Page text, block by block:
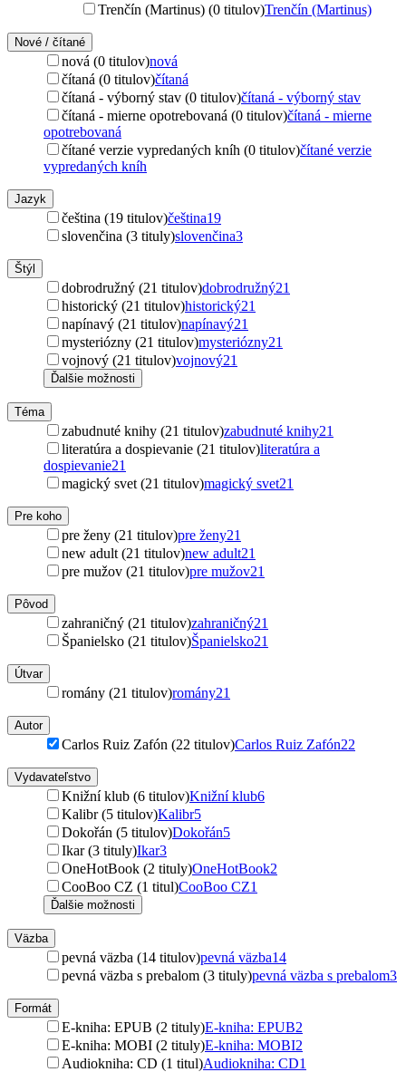
Trenčín (Martinus) (0 titulov)Trenčín (Martinus)
Nové / čítané
nová (0 titulov)nová
čítaná (0 titulov)čítaná
čítaná - výborný stav (0 titulov)čítaná - výborný stav
čítaná - mierne opotrebovaná (0 titulov)čítaná - mierne
opotrebovaná
čítané verzie vypredaných kníh (0 titulov)čítané verzie
vypredaných kníh
Jazyk
čeština (19 titulov)čeština19
slovenčina (3 tituly)slovenčina3
Štýl
dobrodružný (21 titulov)dobrodružný21
historický (21 titulov)historický21
napínavý (21 titulov)napínavý21
mysteriózny (21 titulov)mysteriózny21
vojnový (21 titulov)vojnový21
Ďalšie možnosti
Téma
zabudnuté knihy (21 titulov)zabudnuté knihy21
literatúra a dospievanie (21 titulov)literatúra a
dospievanie21
magický svet (21 titulov)magický svet21
Pre koho
pre ženy (21 titulov)pre ženy21
new adult (21 titulov)new adult21
pre mužov (21 titulov)pre mužov21
Pôvod
zahraničný (21 titulov)zahraničný21
Španielsko (21 titulov)Španielsko21
Útvar
romány (21 titulov)romány21
Autor
Carlos Ruiz Zafón (22 titulov)Carlos Ruiz Zafón22
Vydavateľstvo
Knižní klub (6 titulov)Knižní klub6
Kalibr (5 titulov)Kalibr5
Dokořán (5 titulov)Dokořán5
Ikar (3 tituly)Ikar3
OneHotBook (2 tituly)OneHotBook2
CooBoo CZ (1 titul)CooBoo CZ1
Ďalšie možnosti
Väzba
pevná väzba (14 titulov)pevná väzba14
pevná väzba s prebalom (3 tituly)pevná väzba s prebalom3
Formát
E-kniha: EPUB (2 tituly)E-kniha: EPUB2
E-kniha: MOBI (2 tituly)E-kniha: MOBI2
Audiokniha: CD (1 titul)Audiokniha: CD1